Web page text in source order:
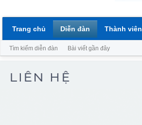
Trang chủ Diễn đàn
Tìm kiếm diễn đàn Bài viết gần đây
Thành viên